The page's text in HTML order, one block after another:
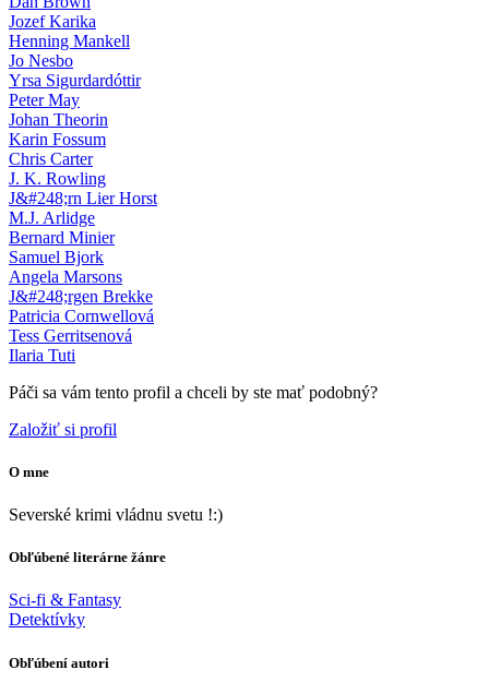
Jozef Karika
Henning Mankell
Jo Nesbo
Yrsa Sigurdardóttir
Peter May
Johan Theorin
Karin Fossum
Chris Carter
J. K. Rowling
J&#248;rn Lier Horst
M.J. Arlidge
Bernard Minier
Samuel Bjork
Angela Marsons
J&#248;rgen Brekke
Patricia Cornwellová
Tess Gerritsenová
Ilaria Tuti
Páči sa vám tento profil a chceli by ste mať podobný?
Založiť si profil
O mne
Severské krimi vládnu svetu !:)
Obľúbené literárne žánre
Sci-fi & Fantasy
Detektívky
Obľúbení autori